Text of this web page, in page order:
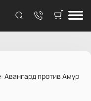
Авангард против Амур